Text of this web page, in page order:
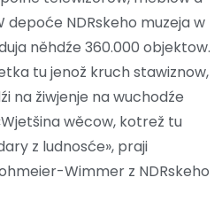
NDRskeho muzeja w
něhdźe 360.000 objektow.
tu jenož kruch stawiznow,
na žiwjenje na wuchodźe
wěcow, kotrež tu
z ludnosće», praji
Wimmer z NDRskeho